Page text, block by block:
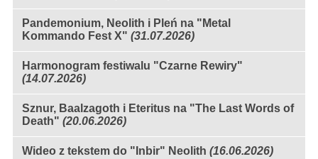
Pandemonium, Neolith i Pleń na "Metal
Kommando Fest X" (31.07.2026)
Harmonogram festiwalu "Czarne Rewiry"
(14.07.2026)
Sznur, Baalzagoth i Eteritus na "The Last Words of
Death" (20.06.2026)
Wideo z tekstem do "Inbir" Neolith (16.06.2026)